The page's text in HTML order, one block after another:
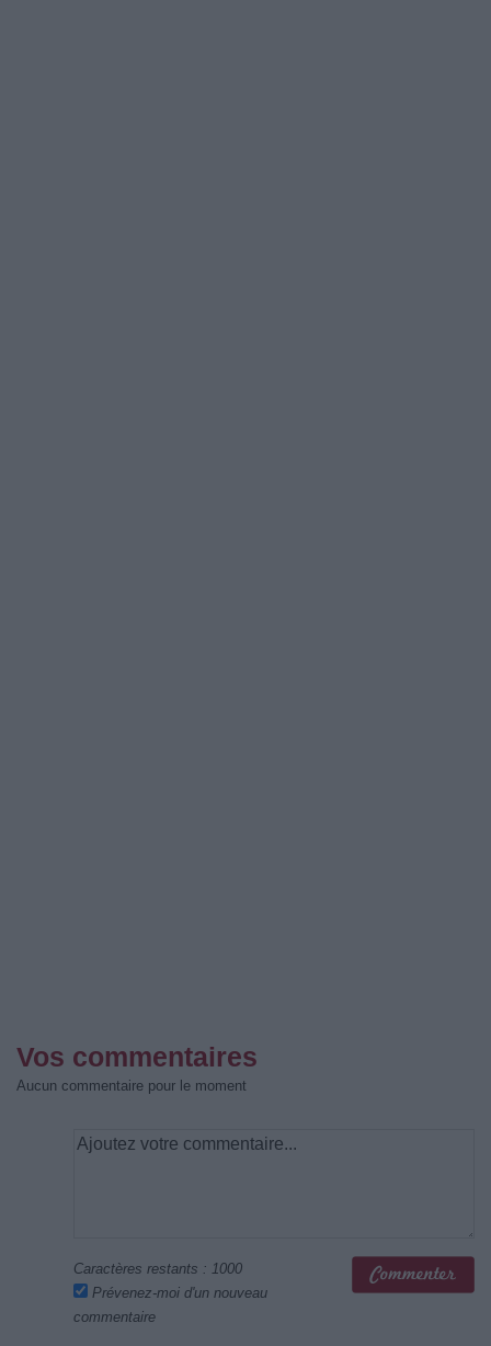
Vos commentaires
Aucun commentaire pour le moment
Caractères restants : 1000
Prévenez-moi d'un nouveau
commentaire